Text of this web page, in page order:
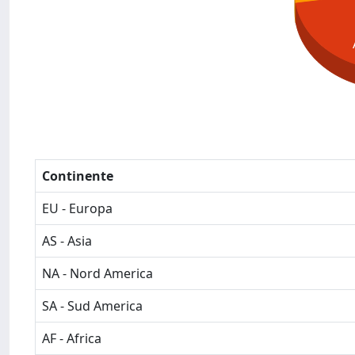
Continente
EU - Europa
AS - Asia
NA - Nord America
SA - Sud America
AF - Africa